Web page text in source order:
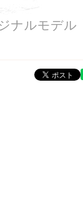
ナルモデル